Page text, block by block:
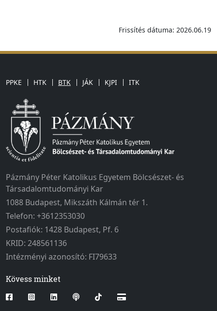
Frissítés dátuma: 2026.06.19
PPKE HTK BTK JÁK KJPI ITK
Pázmány Péter Katolikus Egyetem Bölcsészet- és
Társadalomtudományi Kar
1088 Budapest, Mikszáth Kálmán tér 1.
Telefon: +3612353030
Postafiók: 1428 Budapest, Pf. 6
KRID: 248561136
Intézményi azonosító: FI79633
Kövess minket